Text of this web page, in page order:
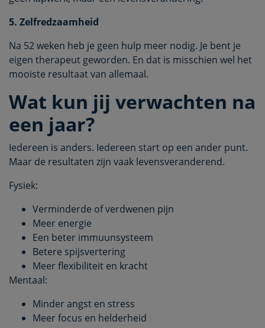
5. Zelfredzaamheid
Na 52 weken heb je geen hulp meer nodig. Je bent je
eigen therapeut geworden. En dat is misschien wel het
mooiste resultaat van allemaal.
Wat kun jij verwachten na
een jaar?
Iedereen is anders. Iedereen start op een ander punt.
Maar de resultaten zijn vaak levensveranderend.
Fysiek:
Verminderde of verdwenen pijn
Meer energie
Een beter immuunsysteem
Betere spijsvertering
Meer flexibiliteit en kracht
Mentaal:
Minder angst en stress
Meer focus en helderheid